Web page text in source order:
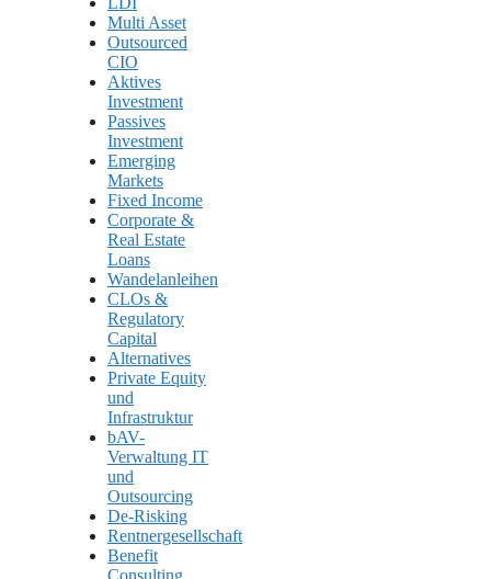
Multi Asset
Outsourced
CIO
Aktives
Investment
Passives
Investment
Emerging
Markets
Fixed Income
Corporate &
Real Estate
Loans
Wandelanleihen
CLOs &
Regulatory
Capital
Alternatives
Private Equity
und
Infrastruktur
bAV-
Verwaltung IT
und
Outsourcing
De-Risking
Rentnergesellschaft
Benefit